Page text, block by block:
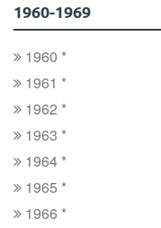
1960-1969
1960 *
1961 *
1962 *
1963 *
1964 *
1965 *
1966 *